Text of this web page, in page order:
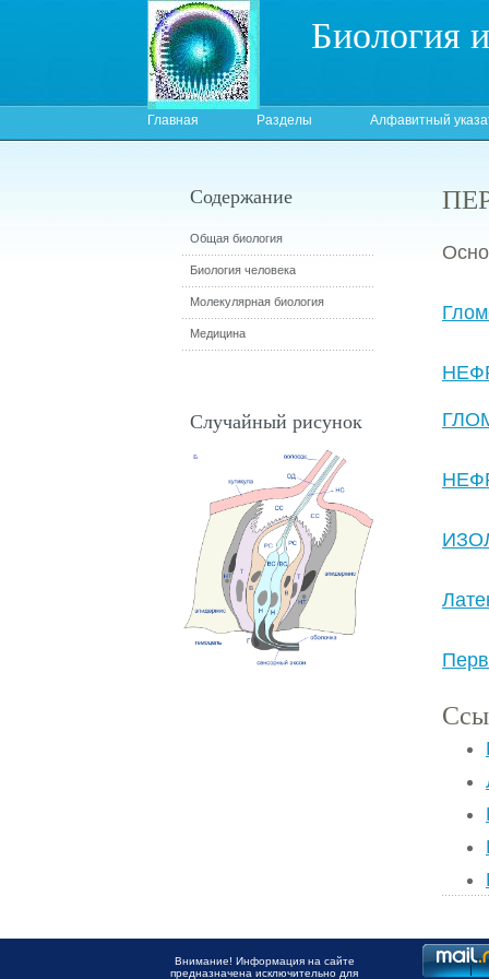
Биология
Главная Разделы Алфавитный
Содержание
Общая биология
Биология человека
Молекулярная биология
Медицина
Случайный рисунок
Внимание! Информация на сайте
предназначена исключительно для